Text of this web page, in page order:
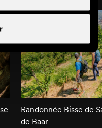
Randonnée Bisse de
de Baar